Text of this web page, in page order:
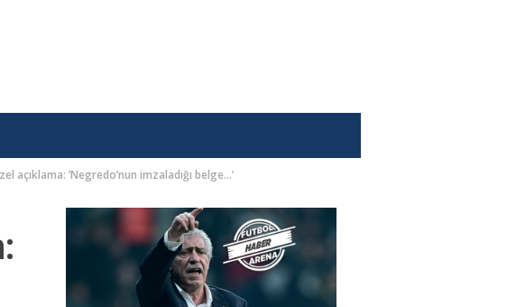
açıklama: ’Negredo’nun imzaladığı belge...’